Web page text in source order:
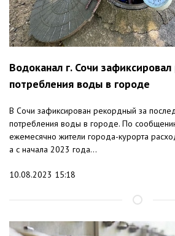
Водоканал г. Сочи
потребления воды в городе
В Сочи зафиксирован рекордный за
потребления воды в городе. По
ежемесячно жители города-курорта
а с начала 2023 года...
10.08.2023 15:18